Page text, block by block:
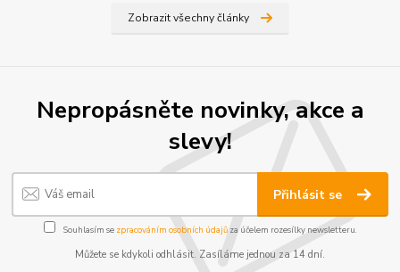
Zobrazit všechny články
Nepropásněte novinky, akce a
slevy!
Přihlásit se
Souhlasím se zpracováním osobních údajůza účelem rozesílky newsletteru.
Můžete se kdykoli odhlásit. Zasíláme jednou za 14 dní.